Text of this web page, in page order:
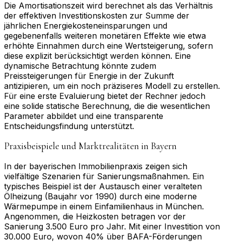
Die Amortisationszeit wird berechnet als das Verhältnis
der effektiven Investitionskosten zur Summe der
jährlichen Energiekosteneinsparungen und
gegebenenfalls weiteren monetären Effekte wie etwa
erhöhte Einnahmen durch eine Wertsteigerung, sofern
diese explizit berücksichtigt werden können. Eine
dynamische Betrachtung könnte zudem
Preissteigerungen für Energie in der Zukunft
antizipieren, um ein noch präziseres Modell zu erstellen.
Für eine erste Evaluierung bietet der Rechner jedoch
eine solide statische Berechnung, die die wesentlichen
Parameter abbildet und eine transparente
Entscheidungsfindung unterstützt.
Praxisbeispiele und Marktrealitäten in Bayern
In der bayerischen Immobilienpraxis zeigen sich
vielfältige Szenarien für Sanierungsmaßnahmen. Ein
typisches Beispiel ist der Austausch einer veralteten
Ölheizung (Baujahr vor 1990) durch eine moderne
Wärmepumpe in einem Einfamilienhaus in München.
Angenommen, die Heizkosten betragen vor der
Sanierung 3.500 Euro pro Jahr. Mit einer Investition von
30.000 Euro, wovon 40% über BAFA-Förderungen